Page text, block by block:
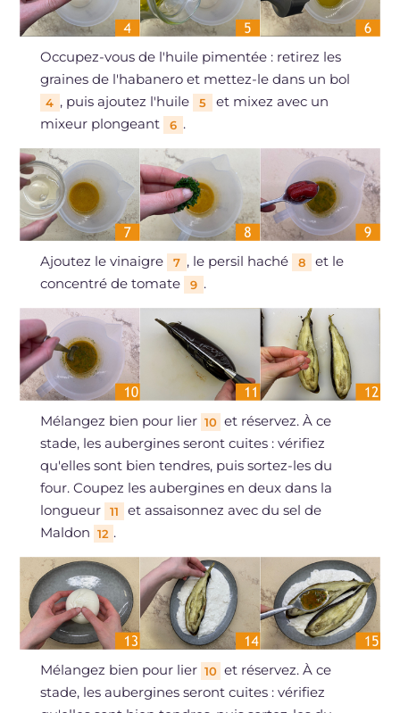
Occupez-vous de l'huile pimentée : retirez les
graines de l'habanero et mettez-le dans un bol
4 , puis ajoutez l'huile 5
et mixez avec un
mixeur plongeant
6 .
Ajoutez le vinaigre 7 , le persil haché 8
et le
concentré de tomate
9 .
Mélangez bien pour lier 10 et réservez. À ce
stade, les aubergines seront cuites : vérifiez
qu'elles sont bien tendres, puis sortez-les du
four. Coupez les aubergines en deux dans la
longueur
11
et assaisonnez avec du sel de
Maldon 12 .
Mélangez bien pour lier 10 et réservez. À ce
stade, les aubergines seront cuites : vérifiez